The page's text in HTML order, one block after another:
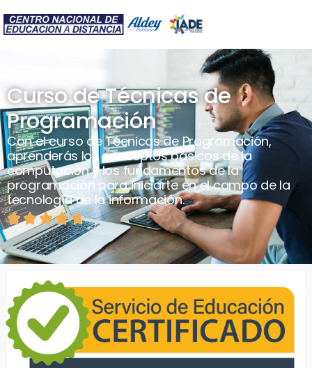
Curso de Técnicas de
Programación
Con el curso de Técnicas de Programación,
aprenderás los conceptos básicos de la
computación y los fundamentos de la
programación para iniciarte en el campo de la
tecnología de la información.
